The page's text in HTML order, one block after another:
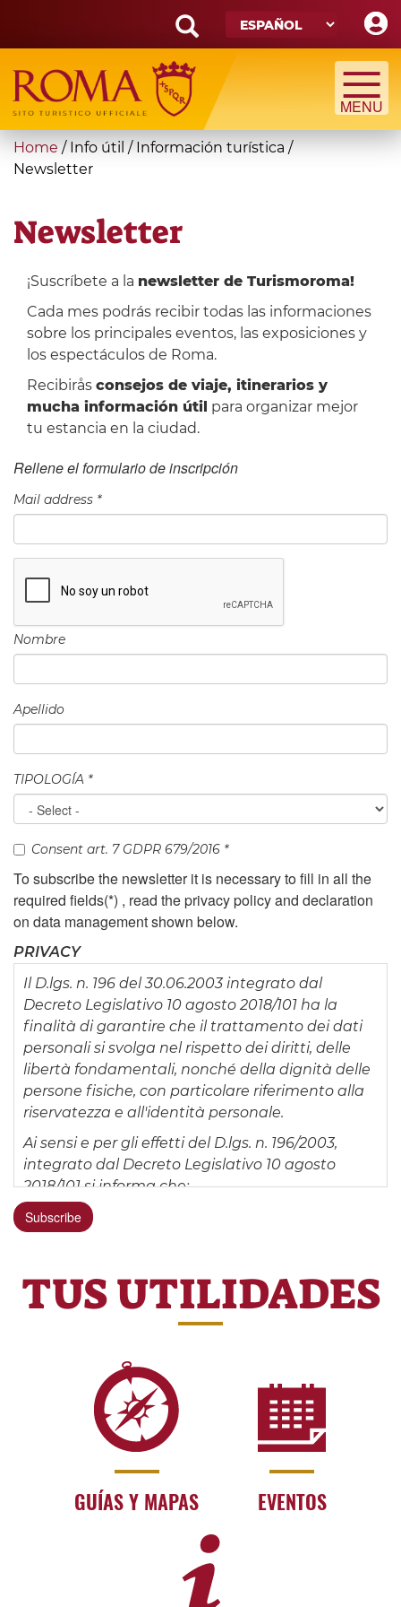
main
content
Search
form
Búsqueda
You
are
Home / Info útil / Información turística /
Newsletter
Newsletter
¡Suscríbete a la newsletter de Turismoroma!
Cada mes podrás recibir todas las informaciones
sobre los principales eventos, las exposiciones y
los espectáculos de Roma.
Recibirås consejos de viaje, itinerarios y
mucha información útil para organizar mejor
tu estancia en la ciudad.
Rellene el formulario de inscripción
Mail address *
Nombre
Apellido
TIPOLOGÍA *
Consent art. 7 GDPR 679/2016 *
To subscribe the newsletter it is necessary to fill in all the
required fields(*) , read the privacy policy and declaration
on data management shown below.
PRIVACY
Il D.lgs. n. 196 del 30.06.2003 integrato dal
Decreto Legislativo 10 agosto 2018/101 ha la
finalità di garantire che il trattamento dei dati
personali si svolga nel rispetto dei diritti, delle
libertà fondamentali, nonché della dignità delle
persone fisiche, con particolare riferimento alla
riservatezza e all'identità personale.
Ai sensi e per gli effetti del D.lgs. n. 196/2003,
integrato dal Decreto Legislativo 10 agosto
2018/101 si informa che:
I dati personali degli utenti di questo sito
in materia di protezione dei dati personali. Il
trattamento dei dati personali può
avvenire solo per lo scopo preventivamente
questi ultimi, se previsto, lo abbiano
espressamente autorizzato.
Specifiche misure di sicurezza sono
osservate per prevenire la perdita di dati,
usi illeciti o non corretti ed accessi non
autorizzati.
In relazione al trattamento dei dati raccolti,
diritti previsti dal Decreto Legislativo 10
agosto 2018/101: informazione sul
trattamento (accesso, rettifica,
Subscribe
TUS UTILIDADES
GUÍAS Y MAPAS EVENTOS